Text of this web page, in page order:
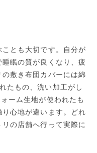
とも大切です。自分が
眠の質が良くなり、疲
敷き布団カバーには綿
もの、洗い加工がし
ーム生地が使われたも
心地が違います。どれ
の店舗へ行って実際に